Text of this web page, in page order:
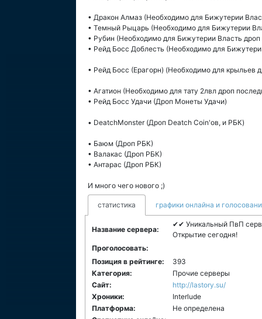
• Дракон Алмаз (Необходимо для Бижутерии
• Темный Рыцарь (Необходимо для Бижутерии
• Рубин (Необходимо для Бижутерии Власть дроп
• Рейд Босс Доблесть (Необходимо для
• Рейд Босс (Ерагорн) (Необходимо для крыльев
• Агатион (Необходимо для тату 2лвл дроп
• Рейд Босс Удачи (Дроп Монеты Удачи)
• DeatchMonster (Дроп Deatch Coin'ов, и РБК)
• Баюм (Дроп РБК)
• Валакас (Дроп РБК)
• Антарас (Дроп РБК)
И много чего нового ;)
статистика графики онлайна и
Название сервера:
✔✔ Уникальный ПвП
Открытие сегодня!
Проголосовать:
Позиция в рейтинге:
393
Категория:
Прочие серверы
Сайт:
http://lastory.su/
Хроники:
Interlude
Платформа:
Не определена